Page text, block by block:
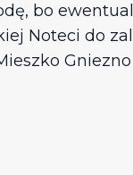
bo
Noteci do
Gniezno